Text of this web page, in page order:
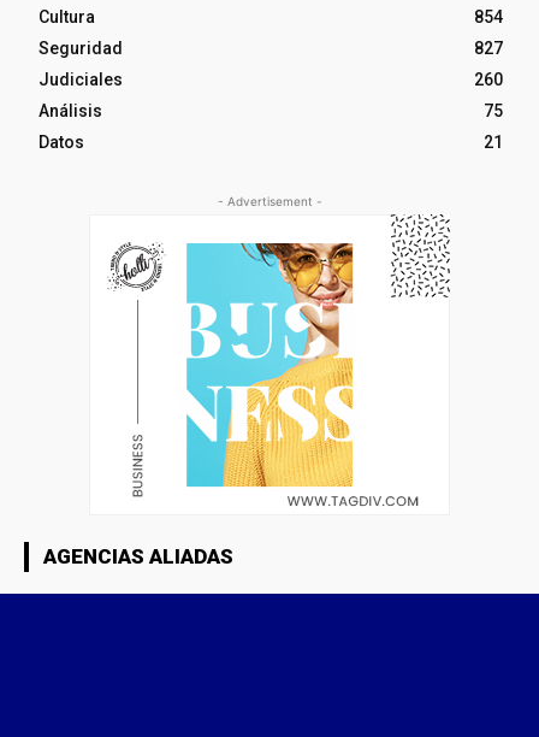
Cultura
854
Seguridad
827
Judiciales
260
Análisis
75
Datos
21
- Advertisement -
AGENCIAS ALIADAS